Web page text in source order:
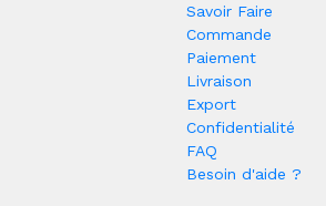
Savoir Faire
Commande
Paiement
Livraison
Export
Confidentialité
FAQ
Besoin d'aide ?